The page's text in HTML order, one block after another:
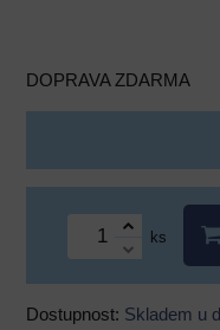
DOPRAVA ZDARMA
ks
Dostupnost: Skladem u